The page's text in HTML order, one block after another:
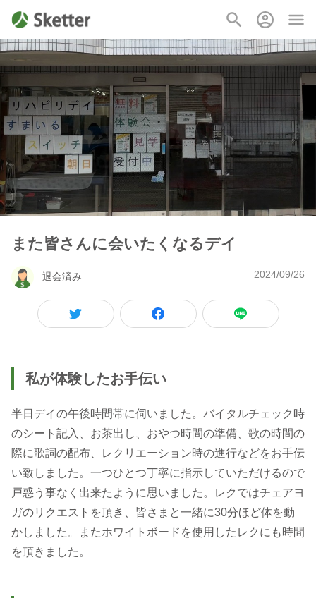
また皆さんに会いたくなるデイ
退会済み 2024/09/26
私が体験したお手伝い
半日デイの午後時間帯に伺いました。バイタルチェック時
のシート記入、お茶出し、おやつ時間の準備、歌の時間の
際に歌詞の配布、レクリエーション時の進行などをお手伝
い致しました。一つひとつ丁寧に指示していただけるので
戸惑う事なく出来たように思いました。レクではチェアヨ
ガのリクエストを頂き、皆さまと一緒に30分ほど体を動
かしました。またホワイトボードを使用したレクにも時間
を頂きました。